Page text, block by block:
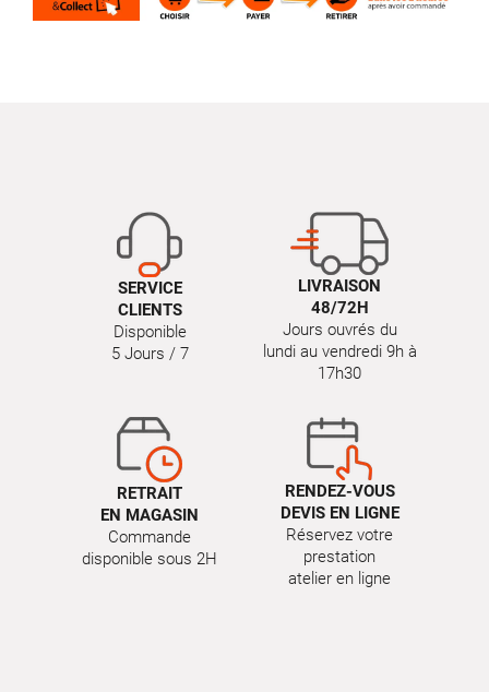
SERVICE
CLIENTS
Disponible
5 Jours / 7
LIVRAISON
48/72H
Jours ouvrés du
lundi au vendredi 9h à
17h30
RETRAIT
EN MAGASIN
Commande
disponible sous 2H
RENDEZ-VOUS
DEVIS EN LIGNE
Réservez votre
prestation
atelier en ligne